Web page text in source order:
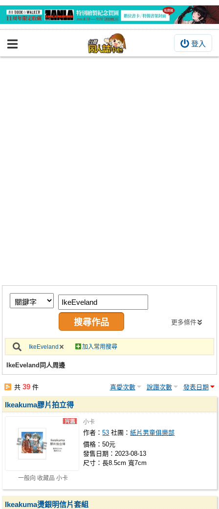
登入
BOOKY書集倉庫
繪圖藝廊
交流中心
攤位轉讓區
會員功能選單
註冊會員
更多條件
IkeEveland 加入常用搜尋
IkeEveland同人周邊
共39 件 喜愛次數 說讚次數 發表日期
一般向 收藏品 小卡
Ikeakuma膠片拍立得
小卡
作者：53 社團：紙片男童俱樂部
價格：50元
發售日期：2023-08-13
尺寸：長8.5cm 寬7cm
Ikeakuma燙銀明信片套組